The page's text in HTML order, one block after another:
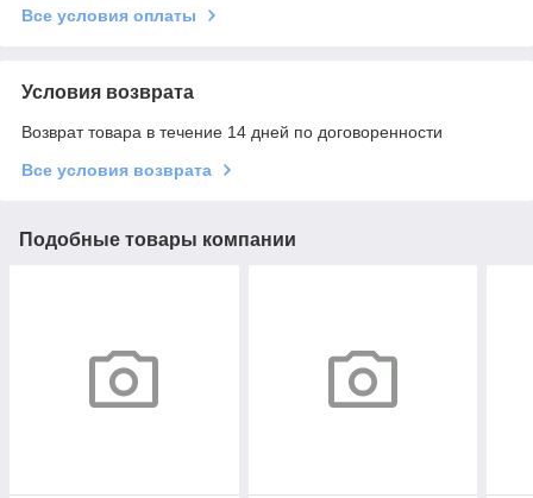
Все условия оплаты
Условия возврата
Возврат товара в течение 14 дней по договоренности
Все условия возврата
Подобные товары компании